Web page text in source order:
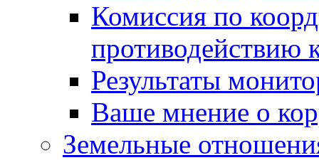
Комиссия по
противодействию
Результаты
Ваше мнение о
Земельные